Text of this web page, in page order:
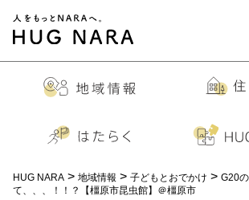
HUG NARA > 地域情報 > 子どもとおでかけ > G20
て、、、！！？【橿原市昆虫館】＠橿原市